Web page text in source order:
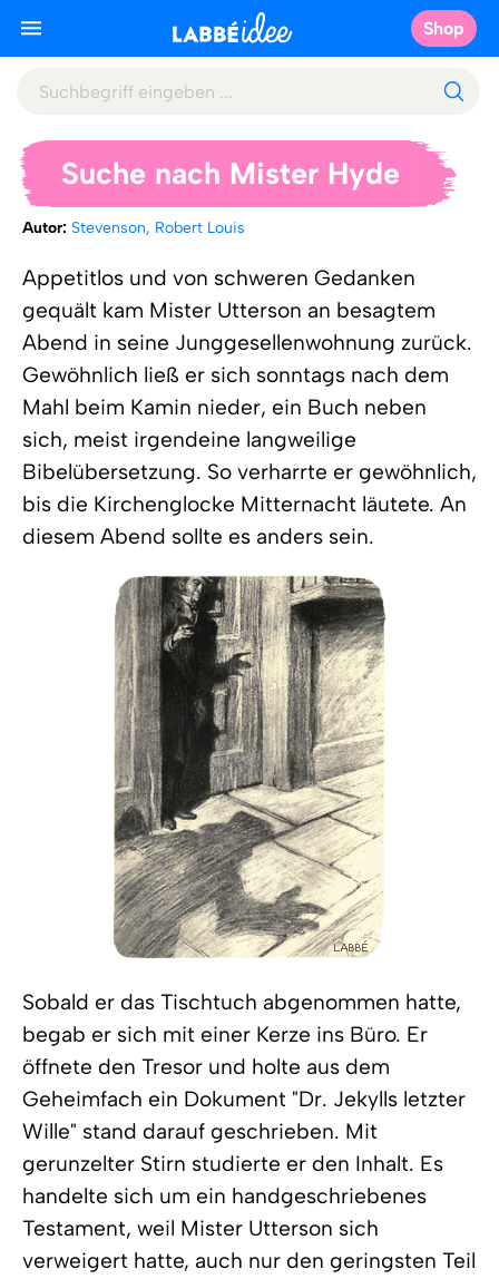
Shop
Suche nach Mister Hyde
Autor: Stevenson, Robert Louis
Appetitlos und von schweren Gedanken
gequält kam Mister Utterson an besagtem
Abend in seine Junggesellenwohnung zurück.
Gewöhnlich ließ er sich sonntags nach dem
Mahl beim Kamin nieder, ein Buch neben
sich, meist irgendeine langweilige
Bibelübersetzung. So verharrte er gewöhnlich,
bis die Kirchenglocke Mitternacht läutete. An
diesem Abend sollte es anders sein.
Sobald er das Tischtuch abgenommen hatte,
begab er sich mit einer Kerze ins Büro. Er
öffnete den Tresor und holte aus dem
Geheimfach ein Dokument "Dr. Jekylls letzter
Wille" stand darauf geschrieben. Mit
gerunzelter Stirn studierte er den Inhalt. Es
handelte sich um ein handgeschriebenes
Testament, weil Mister Utterson sich
verweigert hatte, auch nur den geringsten Teil